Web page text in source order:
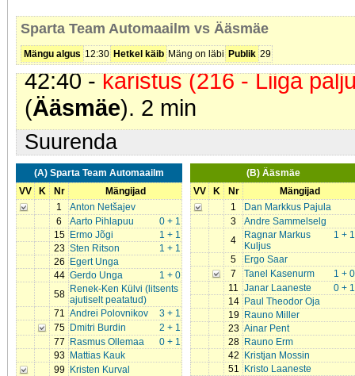
Sparta Team Automaailm vs Ääsmäe
Mängu algus 12:30 Hetkel käib Mäng on läbi Publik 29
42:01 -värav. Tanel Kasenurm (
Kuljus. Seis8 - 2
42:40 -karistus (216 - Liiga
(Ääsmäe). 2 min
Suurenda
(A) Sparta Team Automaailm
VV
K Nr
Mängijad
1
Anton Netšajev
6
0 + 1
Aarto Pihlapuu
15
1 + 1
Ermo Jõgi
23
1 + 1
Sten Ritson
26
Egert Unga
44
1 + 0
Gerdo Unga
58
Renek-Ken Külvi (litsents
ajutiselt peatatud)
71
3 + 1
Andrei Polovnikov
75
2 + 1
Dmitri Burdin
77
0 + 1
Rasmus Ollemaa
93
Mattias Kauk
99
Kristen Kurval
(B) Ääsmäe
VV
K Nr
Mängijad
1
Dan Markkus Pajula
3
Andre Sammelselg
4
1 + 1
Ragnar Markus
Kuljus
5
Ergo Saar
7
1 + 0
Tanel Kasenurm
11
0 + 1
Janar Laaneste
14
Paul Theodor Oja
19
Rauno Miller
23 Ainar Pent
28
Rauno Erm
42
Kristjan Mossin
51
Kristo Laaneste